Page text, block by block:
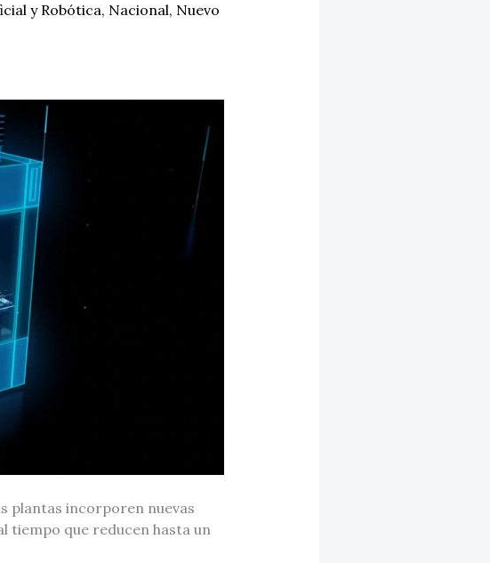
y Robótica, Nacional, Nuevo
plantas incorporen nuevas
tiempo que reducen hasta un